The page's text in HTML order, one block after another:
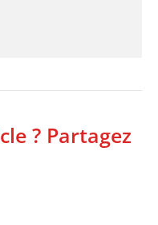
? Partagez